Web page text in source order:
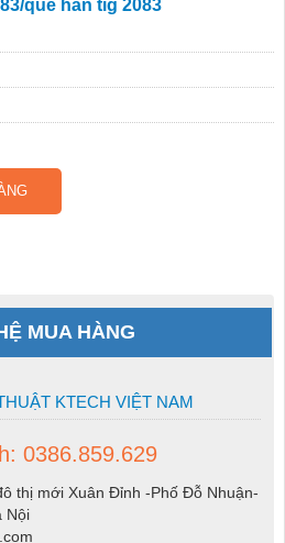
que hàn tig 2083
MUA HÀNG
KTECH VIỆT NAM
0386.859.629
thị mới Xuân Đỉnh -Phố Đỗ Nhuận-
Nội